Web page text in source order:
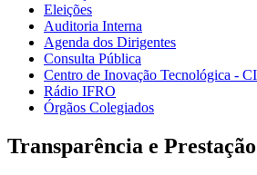
Eleições
Auditoria Interna
Agenda dos Dirigentes
Consulta Pública
Centro de Inovação Tecnológica -
Rádio IFRO
Órgãos Colegiados
Transparência e